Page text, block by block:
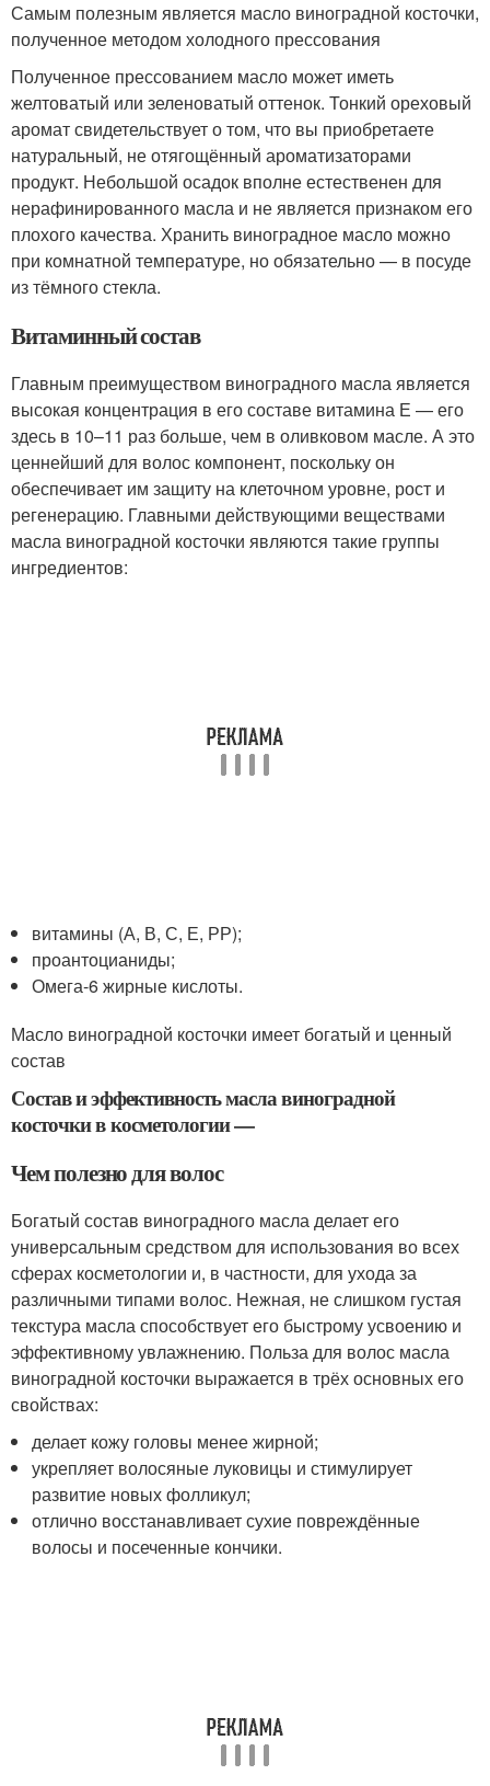
Самым полезным является масло виноградной косточки,
полученное методом холодного прессования
Полученное прессованием масло может иметь
желтоватый или зеленоватый оттенок. Тонкий ореховый
аромат свидетельствует о том, что вы приобретаете
натуральный, не отягощённый ароматизаторами
продукт. Небольшой осадок вполне естественен для
нерафинированного масла и не является признаком его
плохого качества. Хранить виноградное масло можно
при комнатной температуре, но обязательно — в посуде
из тёмного стекла.
Витаминный состав
Главным преимуществом виноградного масла является
высокая концентрация в его составе витамина Е — его
здесь в 10–11 раз больше, чем в оливковом масле. А это
ценнейший для волос компонент, поскольку он
обеспечивает им защиту на клеточном уровне, рост и
регенерацию. Главными действующими веществами
масла виноградной косточки являются такие группы
ингредиентов:
витамины (А, В, С, Е, РР);
проантоцианиды;
Омега-6 жирные кислоты.
Масло виноградной косточки имеет богатый и ценный
состав
Состав и эффективность масла виноградной
косточки в косметологии —
Чем полезно для волос
Богатый состав виноградного масла делает его
универсальным средством для использования во всех
сферах косметологии и, в частности, для ухода за
различными типами волос. Нежная, не слишком густая
текстура масла способствует его быстрому усвоению и
эффективному увлажнению. Польза для волос масла
виноградной косточки выражается в трёх основных его
свойствах:
делает кожу головы менее жирной;
укрепляет волосяные луковицы и стимулирует
развитие новых фолликул;
отлично восстанавливает сухие повреждённые
волосы и посеченные кончики.